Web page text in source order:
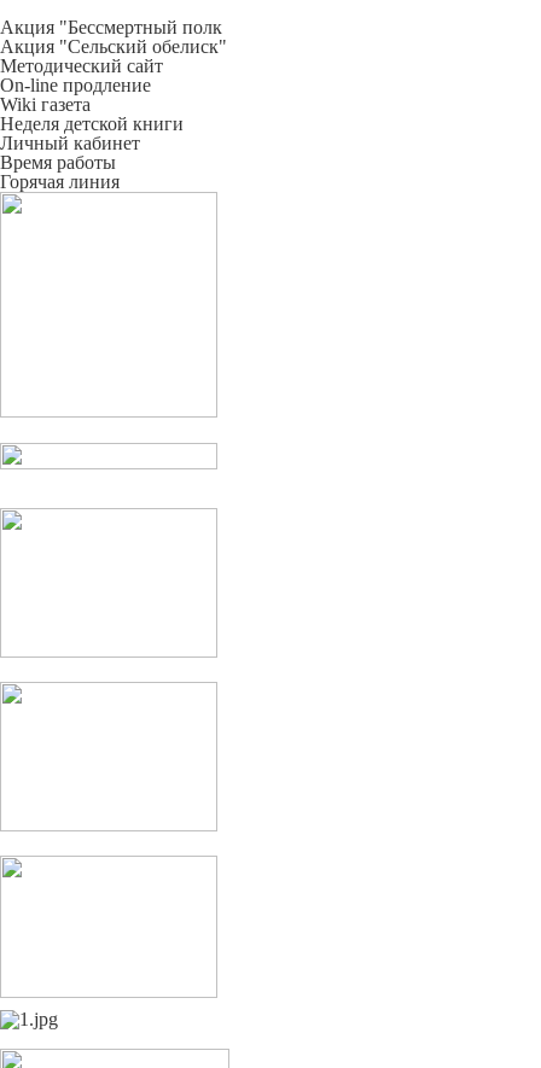
Акция "Бессмертный полк
Акция "Сельский обелиск"
Методический сайт
On-line продление
Wiki газета
Неделя детской книги
Личный кабинет
Время работы
Горячая линия